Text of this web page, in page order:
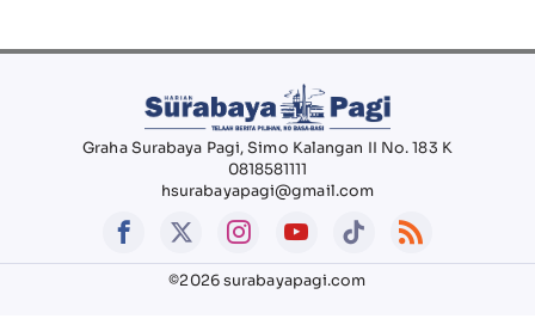
Graha Surabaya Pagi, Simo Kalangan II No. 183 K
0818581111
hsurabayapagi@gmail.com
©2026 surabayapagi.com